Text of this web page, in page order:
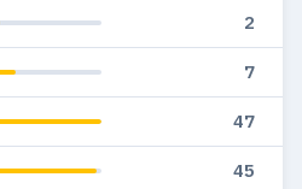
2
7
47
45